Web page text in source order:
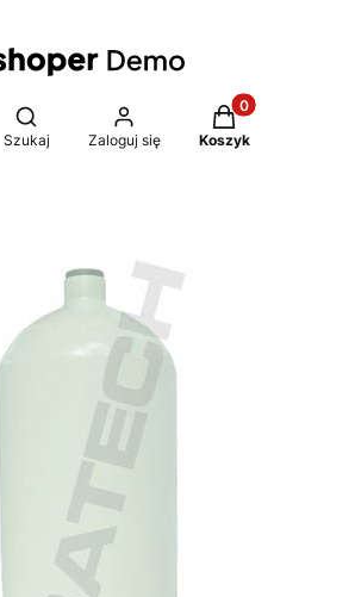
Otwórz wyszukiwarkę
Szukaj Zaloguj się
Produkty w
Koszyk